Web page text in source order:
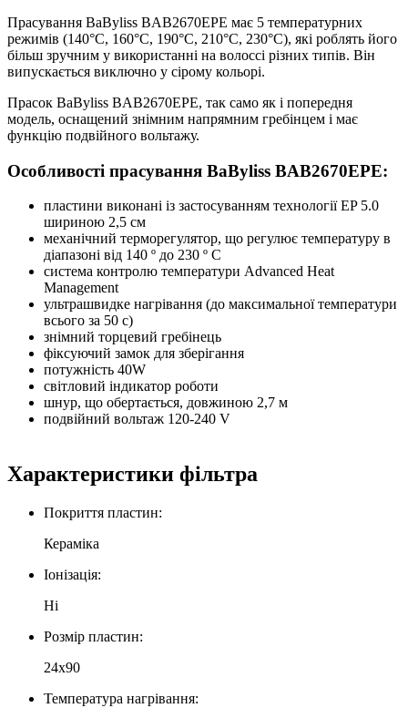
Прасування BaByliss BAB2670EPE має 5 температурних
режимів (140°C, 160°C, 190°C, 210°C, 230°C), які роблять його
більш зручним у використанні на волоссі різних типів. Він
випускається виключно у сірому кольорі.
Прасок BaByliss BAB2670EPE, так само як і попередня
модель, оснащений знімним напрямним гребінцем і має
функцію подвійного вольтажу.
Особливості прасування BaByliss BAB2670EPE:
пластини виконані із застосуванням технології EP 5.0
шириною 2,5 см
механічний терморегулятор, що регулює температуру в
діапазоні від 140 º до 230 º С
система контролю температури Advanced Heat
Management
ультрашвидке нагрівання (до максимальної температури
всього за 50 с)
знімний торцевий гребінець
фіксуючий замок для зберігання
потужність 40W
світловий індикатор роботи
шнур, що обертається, довжиною 2,7 м
подвійний вольтаж 120-240 V
Характеристики фільтра
Покриття пластин:
Кераміка
Іонізація:
Ні
Розмір пластин:
24x90
Температура нагрівання: